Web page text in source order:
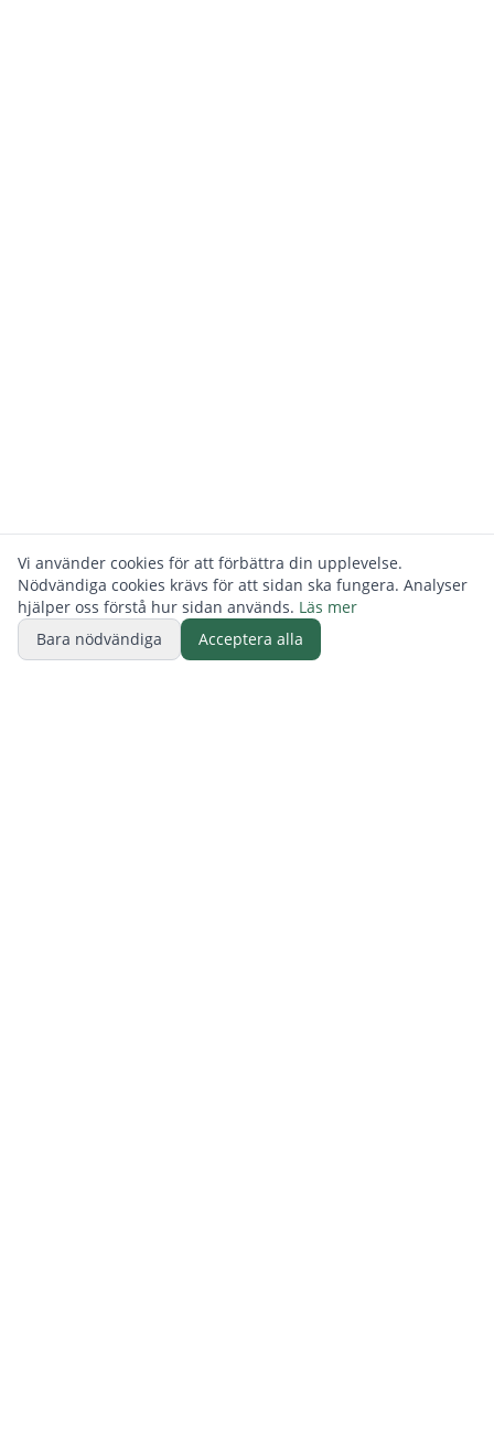
Vi använder cookies för att förbättra din upplevelse.
Nödvändiga cookies krävs för att sidan ska fungera. Analyser
hjälper oss förstå hur sidan används. Läs mer
Bara nödvändiga
Acceptera alla